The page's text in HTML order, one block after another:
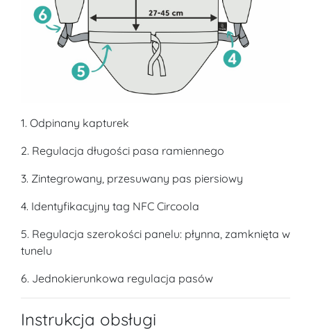
1. Odpinany kapturek
2. Regulacja długości pasa ramiennego
3. Zintegrowany, przesuwany pas piersiowy
4. Identyfikacyjny tag NFC Circoola
5. Regulacja szerokości panelu: płynna, zamknięta w
tunelu
6. Jednokierunkowa regulacja pasów
Instrukcja obsługi